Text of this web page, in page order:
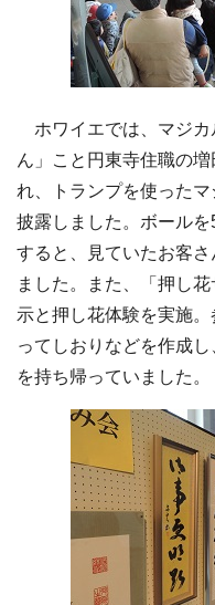
ホワイエでは、マジカ
ん」こと円東寺住職の
れ、トランプを使った
披露しました。ボール
すると、見ていたお客
ました。また、「押し
示と押し花体験を実施
ってしおりなどを作成
を持ち帰っていました。